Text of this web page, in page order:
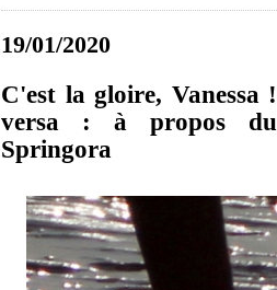
19/01/2020
C'est la gloire,
versa : à propos du
Springora